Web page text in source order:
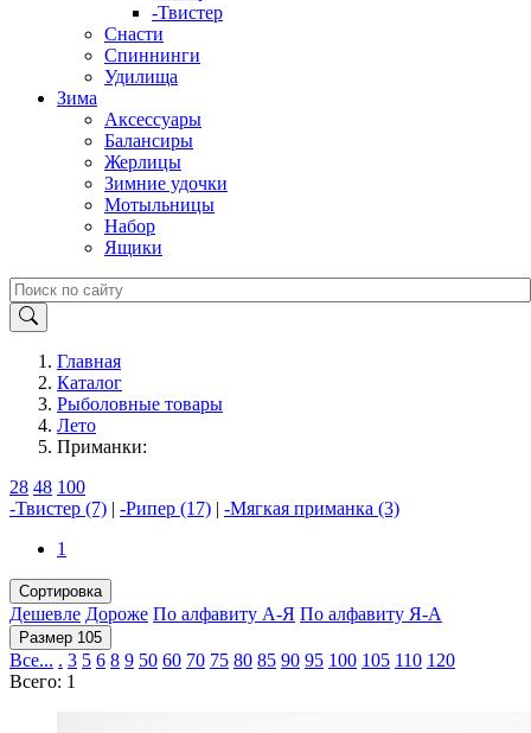
-Твистер
Снасти
Спиннинги
Удилища
Зима
Аксессуары
Балансиры
Жерлицы
Зимние удочки
Мотыльницы
Набор
Ящики
Главная
Каталог
Рыболовные товары
Лето
Приманки:
28 48 100
-Твистер (7) | -Рипер (17) | -Мягкая приманка (3)
1
Сортировка
Дешевле Дороже По алфавиту А-Я По алфавиту Я-А
Размер 105
Все... . 3 5 6 8 9 50 60 70 75 80 85 90 95 100 105 110 120
Всего: 1